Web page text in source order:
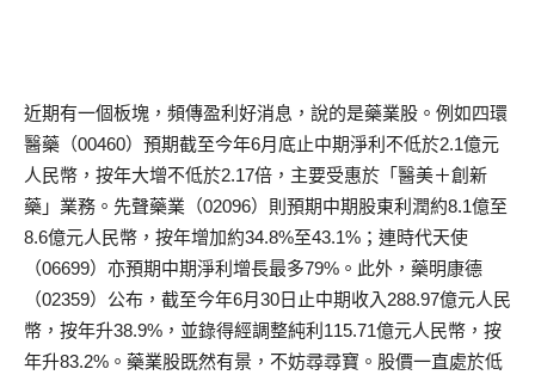
近期有一個板塊，頻傳盈利好消息，說的是藥業股。例如四環
醫藥（00460）預期截至今年6月底止中期淨利不低於2.1億元
人民幣，按年大增不低於2.17倍，主要受惠於「醫美＋創新
藥」業務。先聲藥業（02096）則預期中期股東利潤約8.1億至
8.6億元人民幣，按年增加約34.8%至43.1%；連時代天使
（06699）亦預期中期淨利增長最多79%。此外，藥明康德
（02359）公布，截至今年6月30日止中期收入288.97億元人民
幣，按年升38.9%，並錄得經調整純利115.71億元人民幣，按
年升83.2%。藥業股既然有景，不妨尋尋寶。股價一直處於低